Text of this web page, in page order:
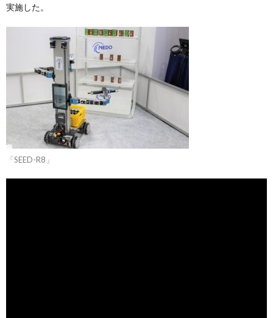
実施した。
「SEED-R8」